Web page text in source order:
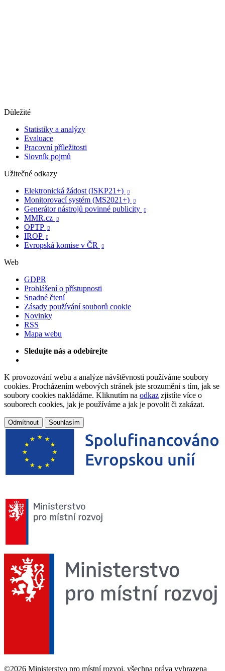
Důležité
Statistiky a analýzy
Evaluace
Pracovní příležitosti
Slovník pojmů
Užitečné odkazy
Elektronická žádost (ISKP21+)

Monitorovací systém (MS2021+) 
Generátor nástrojů povinné publicity 
MMR.cz 
OPTP 
IROP 
Evropská komise v ČR 
Web
GDPR
Prohlášení o přístupnosti
Snadné čtení
Zásady používání souborů cookie
Novinky
RSS
Mapa webu
Sledujte nás a odebírejte
K provozování webu a analýze návštěvnosti používáme soubory
cookies. Procházením webových stránek jste srozuměni s tím, jak se
soubory cookies nakládáme. Kliknutím na odkaz zjistíte více o
souborech cookies, jak je používáme a jak je povolit či zakázat.
Odmítnout Souhlasím
©2026 Ministerstvo pro místní rozvoj, všechna práva vyhrazena